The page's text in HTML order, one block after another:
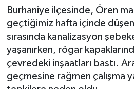
Burhaniye ilçesinde, Ören
geçtiğimiz hafta içinde düşen
sırasında kanalizasyon
yaşanırken, rögar
çevredeki inşaatları bastı.
geçmesine rağmen çalışma
Ekonomi
Eleman
Emlak
Gündem
Son Dakika Haberleri
Haber Arşivi